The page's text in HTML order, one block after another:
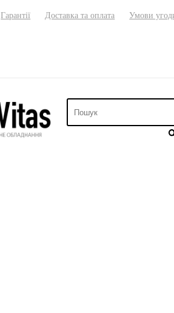
Гарантії Доставка та оплата Умови